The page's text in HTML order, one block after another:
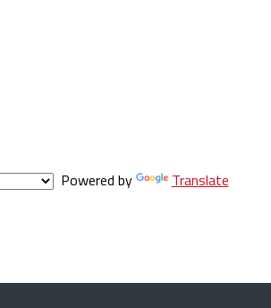
Powered by Translate